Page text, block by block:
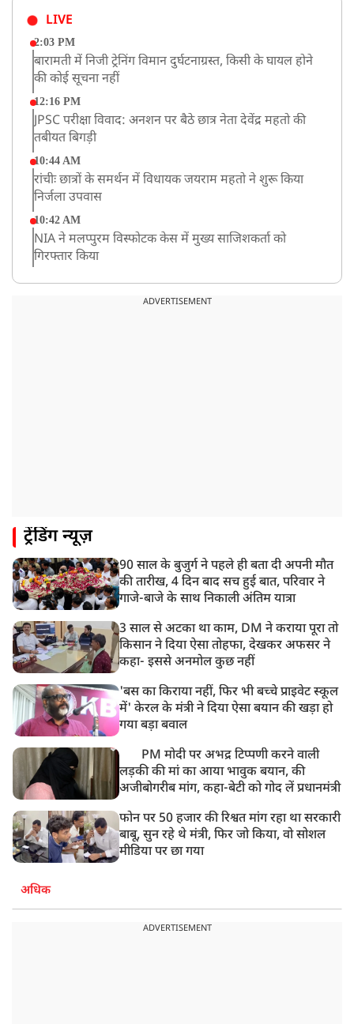
LIVE
2:03 PM
बारामती में निजी ट्रेनिंग विमान दुर्घटनाग्रस्त, किसी के घायल होने
की कोई सूचना नहीं
12:16 PM
JPSC परीक्षा विवाद: अनशन पर बैठे छात्र नेता देवेंद्र महतो की
तबीयत बिगड़ी
10:44 AM
रांचीः छात्रों के समर्थन में विधायक जयराम महतो ने शुरू किया
निर्जला उपवास
10:42 AM
NIA ने मलप्पुरम विस्फोटक केस में मुख्य साजिशकर्ता को
गिरफ्तार किया
PM मोदी को आया अमेरिकी उपराष्ट्रपति जेडी वेंस का फोन,
ADVERTISEMENT
ट्रेंडिंग न्यूज़
90 साल के बुजुर्ग ने पहले ही बता दी अपनी मौत
की तारीख, 4 दिन बाद सच हुई बात, परिवार ने
गाजे-बाजे के साथ निकाली अंतिम यात्रा
3 साल से अटका था काम, DM ने कराया पूरा तो
किसान ने दिया ऐसा तोहफा, देखकर अफसर ने
कहा- इससे अनमोल कुछ नहीं
'बस का किराया नहीं, फिर भी बच्चे प्राइवेट स्कूल
में' केरल के मंत्री ने दिया ऐसा बयान की खड़ा हो
गया बड़ा बवाल
PM मोदी पर अभद्र टिप्पणी करने वाली
लड़की की मां का आया भावुक बयान, की
अजीबोगरीब मांग, कहा-बेटी को गोद लें प्रधानमंत्री
फोन पर 50 हजार की रिश्वत मांग रहा था सरकारी
बाबू, सुन रहे थे मंत्री, फिर जो किया, वो सोशल
मीडिया पर छा गया
अधिक
ADVERTISEMENT